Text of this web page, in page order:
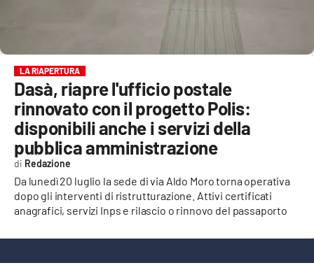
LAC TV
LAC NETWORK
LAC ONAIR
LaC
Network
LACPLAY.IT
LA RIAPERTURA
Dasà, riapre l'ufficio postale
rinnovato con il progetto Polis:
disponibili anche i servizi della
pubblica amministrazione
Da lunedì 20 luglio la sede di via Aldo Moro torna operativa
dopo gli interventi di ristrutturazione. Attivi certificati
anagrafici, servizi Inps e rilascio o rinnovo del passaporto
Redazione